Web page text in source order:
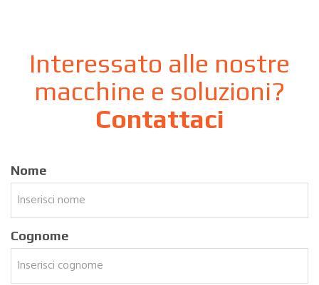
Interessato alle nostre
macchine e soluzioni?
Contattaci
Nome
Cognome